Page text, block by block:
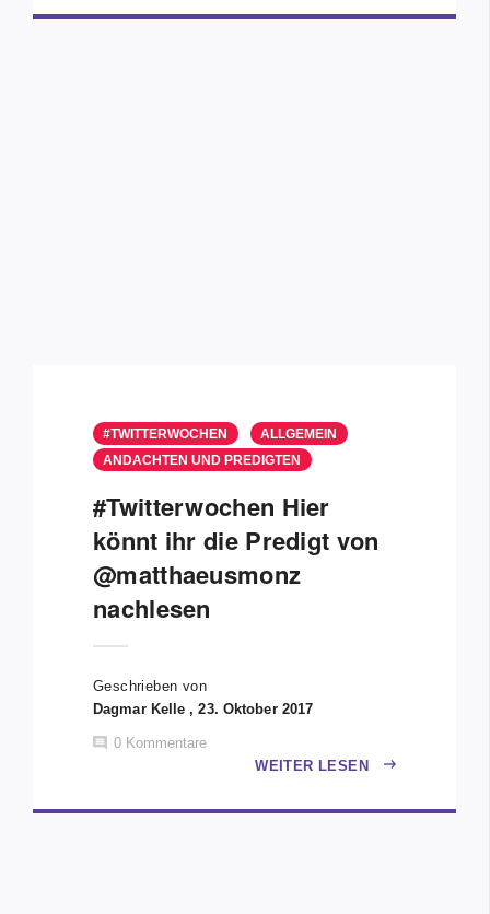
#TWITTERWOCHEN
ALLGEMEIN
ANDACHTEN UND PREDIGTEN
#Twitterwochen Hier
könnt ihr die Predigt von
@matthaeusmonz
nachlesen
Geschrieben von
Dagmar Kelle , 23. Oktober 2017
0 Kommentare
WEITER LESEN